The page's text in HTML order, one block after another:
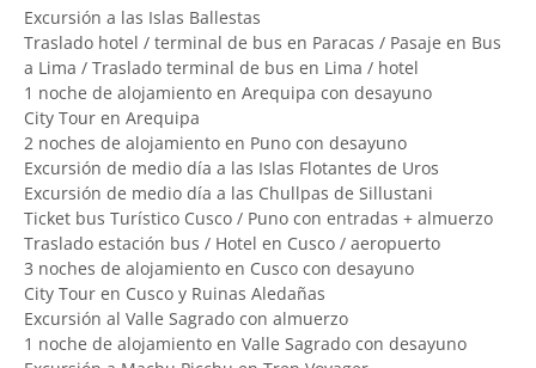
Excursión a las Islas Ballestas
Traslado hotel / terminal de bus en Paracas / Pasaje en Bus
a Lima / Traslado terminal de bus en Lima / hotel
1 noche de alojamiento en Arequipa con desayuno
City Tour en Arequipa
2 noches de alojamiento en Puno con desayuno
Excursión de medio día a las Islas Flotantes de Uros
Excursión de medio día a las Chullpas de Sillustani
Ticket bus Turístico Cusco / Puno con entradas + almuerzo
Traslado estación bus / Hotel en Cusco / aeropuerto
3 noches de alojamiento en Cusco con desayuno
City Tour en Cusco y Ruinas Aledañas
Excursión al Valle Sagrado con almuerzo
1 noche de alojamiento en Valle Sagrado con desayuno